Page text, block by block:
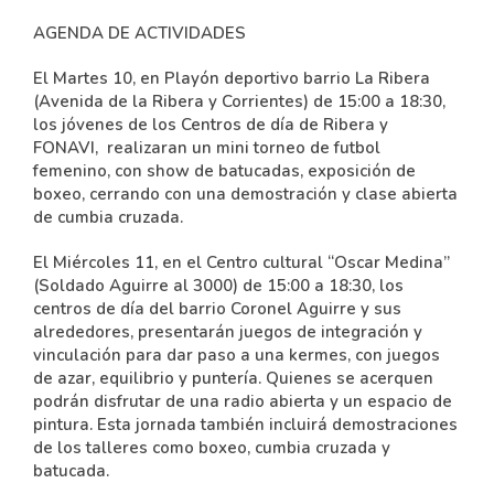
AGENDA DE ACTIVIDADES
El Martes 10, en Playón deportivo barrio La Ribera
(Avenida de la Ribera y Corrientes) de 15:00 a 18:30,
los jóvenes de los Centros de día de Ribera y
FONAVI, realizaran un mini torneo de futbol
femenino, con show de batucadas, exposición de
boxeo, cerrando con una demostración y clase abierta
de cumbia cruzada.
El Miércoles 11, en el Centro cultural “Oscar Medina”
(Soldado Aguirre al 3000) de 15:00 a 18:30, los
centros de día del barrio Coronel Aguirre y sus
alrededores, presentarán juegos de integración y
vinculación para dar paso a una kermes, con juegos
de azar, equilibrio y puntería. Quienes se acerquen
podrán disfrutar de una radio abierta y un espacio de
pintura. Esta jornada también incluirá demostraciones
de los talleres como boxeo, cumbia cruzada y
batucada.